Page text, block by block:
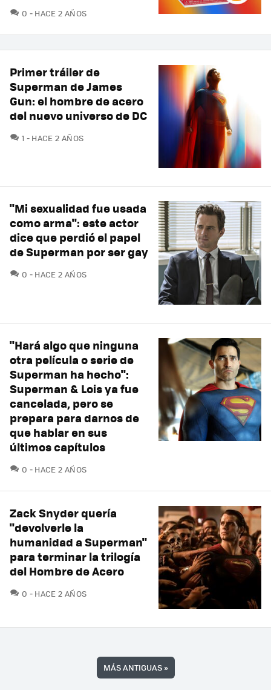
0 COMENTARIOS
HACE 2 AÑOS
Primer tráiler de
Superman de James
Gun: el hombre de acero
del nuevo universo de DC
1 COMENTARIOS
HACE 2 AÑOS
"Mi sexualidad fue usada
como arma": este actor
dice que perdió el papel
de Superman por ser gay
0 COMENTARIOS
HACE 2 AÑOS
"Hará algo que ninguna
otra película o serie de
Superman ha hecho":
Superman & Lois ya fue
cancelada, pero se
prepara para darnos de
que hablar en sus
últimos capítulos
0 COMENTARIOS
HACE 2 AÑOS
Zack Snyder quería
"devolverle la
humanidad a Superman"
para terminar la trilogía
del Hombre de Acero
0 COMENTARIOS
HACE 2 AÑOS
MÁS ANTIGUAS»